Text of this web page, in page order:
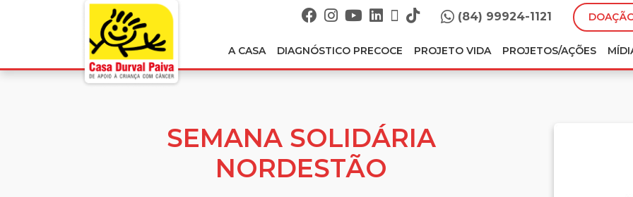
(84) 99924-1121
A CASA DIAGNÓSTICO PRECOCE PROJETO VIDA PROJETOS/AÇÕES
SEMANA SOLIDÁRIA
NORDESTÃO